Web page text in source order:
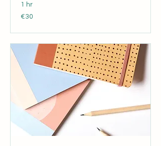
1 hr
30
euros
€30